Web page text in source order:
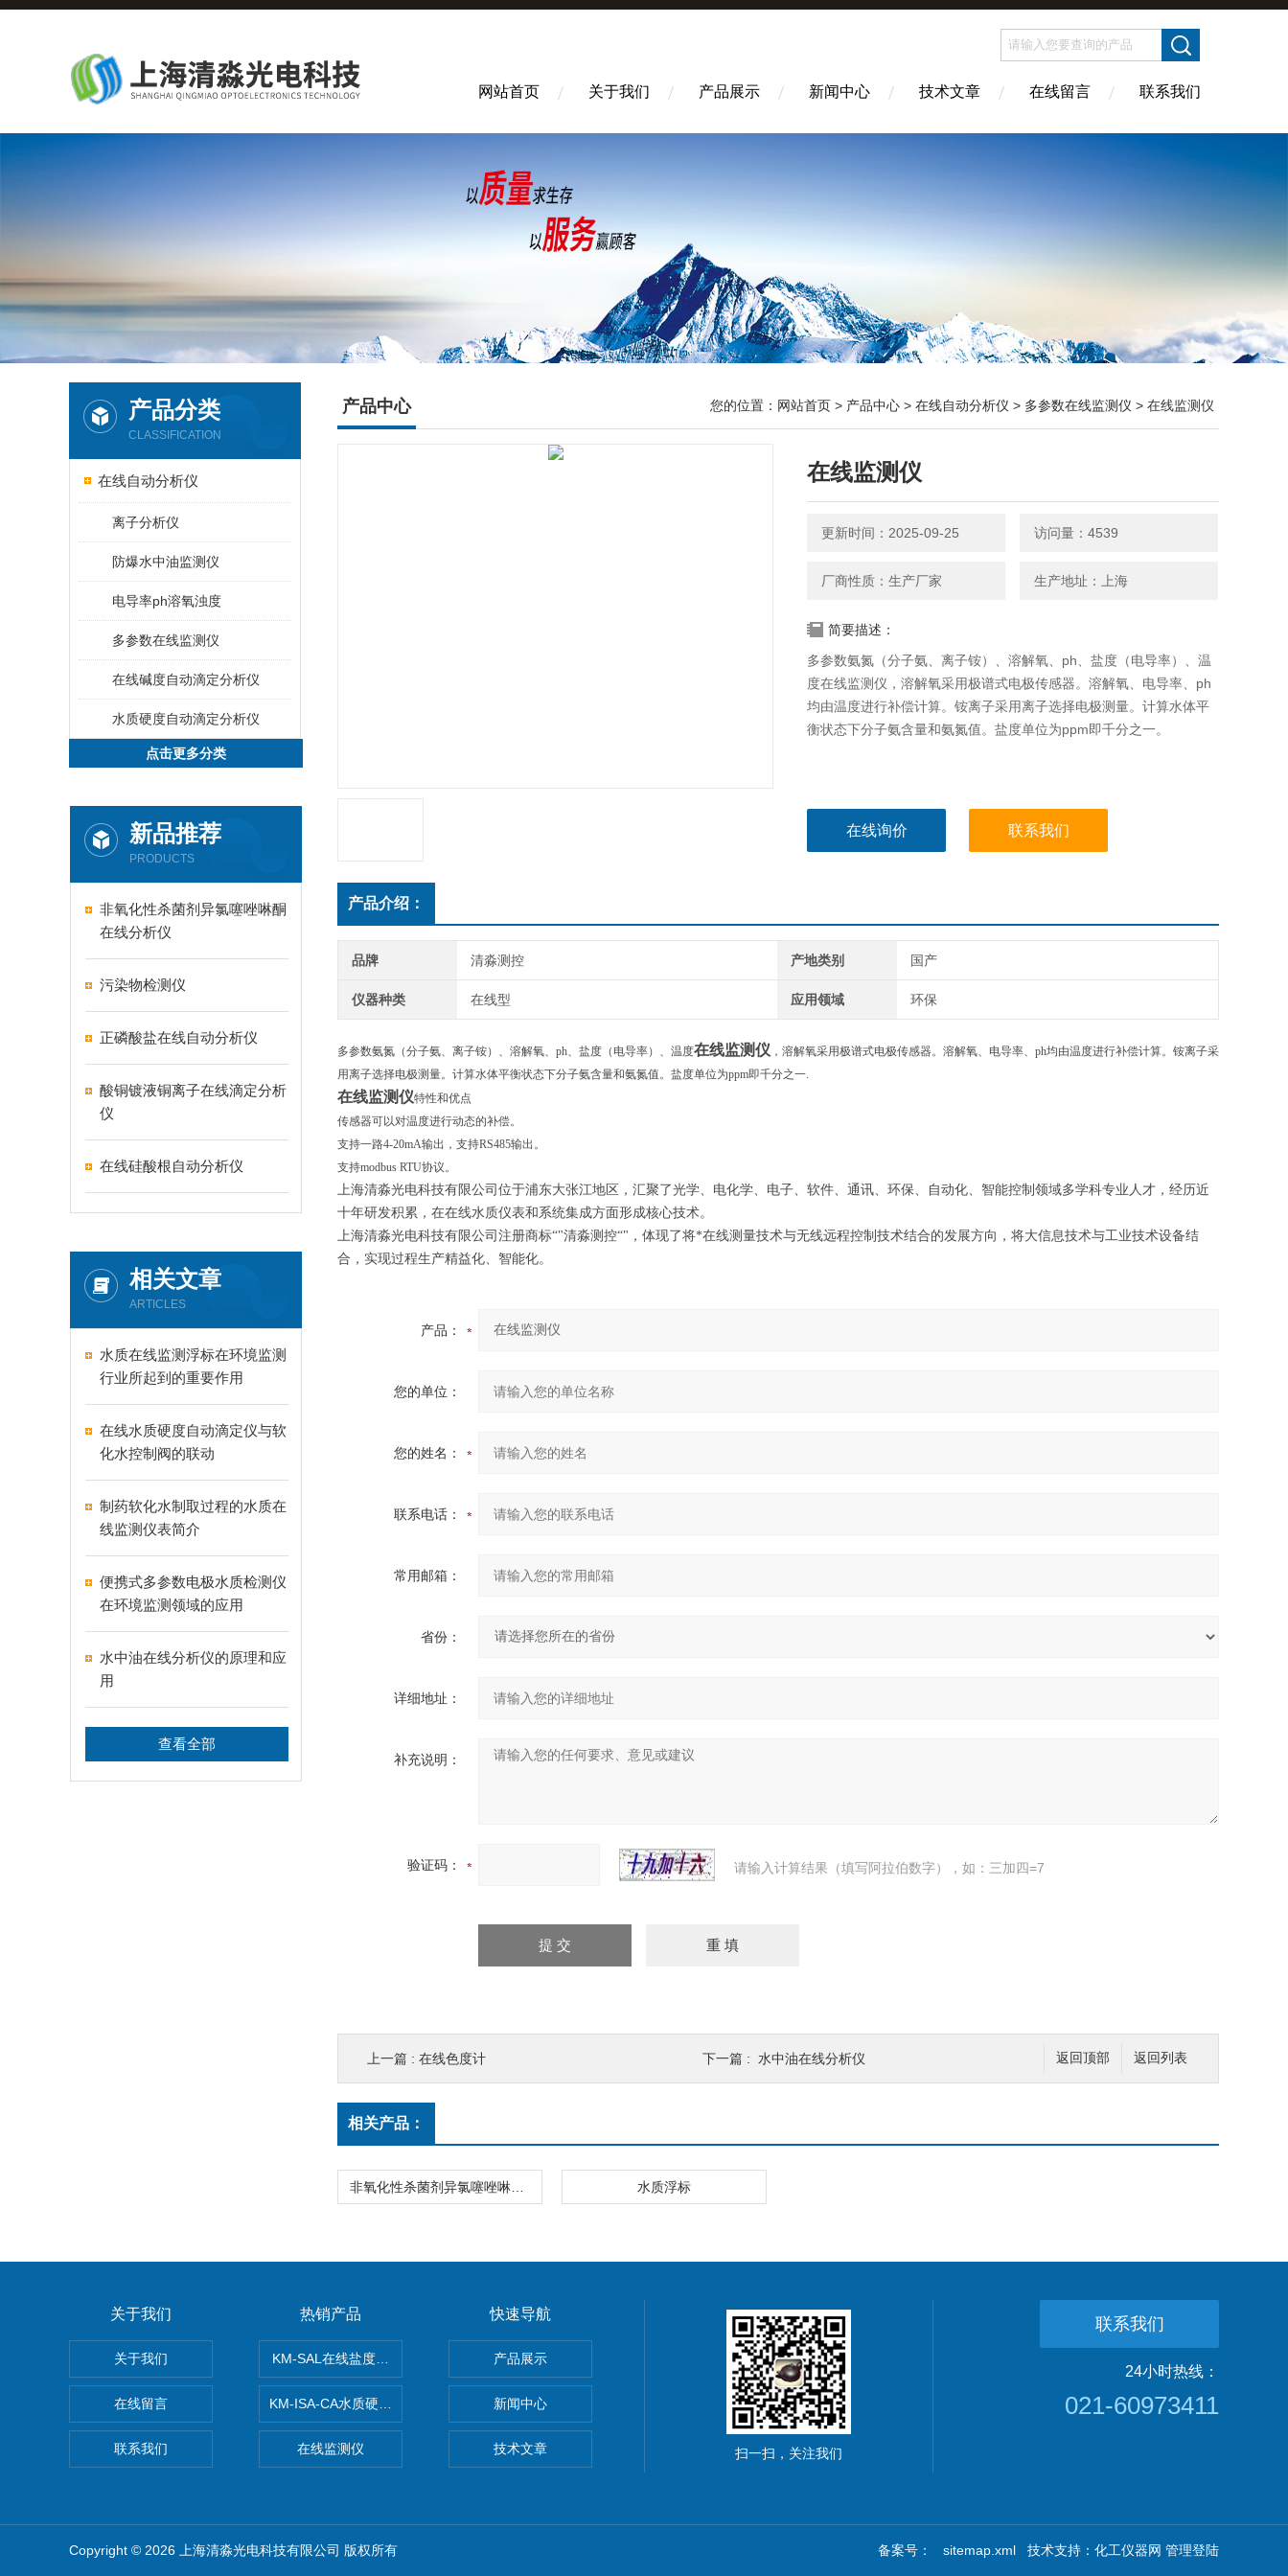
网站首页 关于我们 产品展示 新闻中心 技术文章 在线留言 联系我们
产品分类
CLASSIFICATION
在线自动分析仪
离子分析仪
防爆水中油监测仪
电导率ph溶氧浊度
多参数在线监测仪
在线碱度自动滴定分析仪
水质硬度自动滴定分析仪
点击更多分类
新品推荐
PRODUCTS
非氧化性杀菌剂异氯噻唑啉酮
在线分析仪
污染物检测仪
正磷酸盐在线自动分析仪
酸铜镀液铜离子在线滴定分析
仪
在线硅酸根自动分析仪
相关文章
ARTICLES
水质在线监测浮标在环境监测
行业所起到的重要作用
在线水质硬度自动滴定仪与软
化水控制阀的联动
制药软化水制取过程的水质在
线监测仪表简介
便携式多参数电极水质检测仪
在环境监测领域的应用
水中油在线分析仪的原理和应
用
查看全部
产品中心 您的位置： 网站首页 > 产品中心 > 在线自动分析仪 > 多参数在线监测仪 > 在线监测仪
在线监测仪
更新时间：2025-09-25 访问量：4539
厂商性质：生产厂家 生产地址：上海
简要描述：
多参数氨氮（分子氨、离子铵）、溶解氧、ph、盐度（电导率）、温
度在线监测仪，溶解氧采用极谱式电极传感器。溶解氧、电导率、ph
均由温度进行补偿计算。铵离子采用离子选择电极测量。计算水体平
衡状态下分子氨含量和氨氮值。盐度单位为ppm即千分之一。
在线询价 联系我们
产品介绍：
品牌 清淼测控 产地类别 国产
仪器种类 在线型 应用领域 环保
多参数氨氮（分子氨、离子铵）、溶解氧、ph、盐度（电导率）、温度在线监测仪 ，溶解氧采用极谱式电极传感器。溶解氧、电导率、ph均由温度进行补偿计算。铵离子采
用离子选择电极测量。计算水体平衡状态下分子氨含量和氨氮值。盐度单位为ppm即千分之一.
在线监测仪特性和优点
传感器可以对温度进行动态的补偿。
支持一路4-20mA输出，支持RS485输出。
支持modbus RTU协议。
上海清淼光电科技有限公司位于浦东大张江地区，汇聚了光学、电化学、电子、软件、通讯、环保、自动化、智能控制领域多学科专业人才，经历近
十年研发积累，在在线水质仪表和系统集成方面形成核心技术。
上海清淼光电科技有限公司注册商标“"清淼测控“"，体现了将*在线测量技术与无线远程控制技术结合的发展方向，将大信息技术与工业技术设备结
合，实现过程生产精益化、智能化。
产品：
您的单位：
您的姓名：
联系电话：
常用邮箱：
省份：
详细地址：
补充说明：
验证码： 请输入计算结果（填写阿拉伯数字），如：三加四=7
返回列表
返回顶部
上一篇 : 在线色度计 下一篇 : 水中油在线分析仪
相关产品：
水质浮标
关于我们
关于我们
在线留言
联系我们
热销产品
KM-SAL在线盐度监测仪
KM-ISA-CA水质硬度监测仪
在线监测仪
快速导航
产品展示
新闻中心
技术文章 扫一扫，关注我们
联系我们
24小时热线：
021-60973411
Copyright © 2026 上海清淼光电科技有限公司 版权所有 备案号： sitemap.xml 技术支持： 化工仪器网 管理登陆